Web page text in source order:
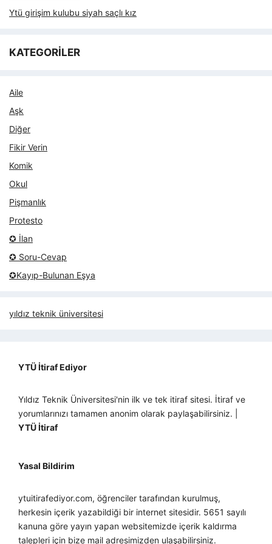
Ytü girişim kulubu siyah saçlı kız
KATEGORİLER
Aile
Aşk
Diğer
Fikir Verin
Komik
Okul
Pişmanlık
Protesto
✪ İlan
✪ Soru-Cevap
✪Kayıp-Bulunan Eşya
yıldız teknik üniversitesi
YTÜ İtiraf Ediyor
Yıldız Teknik Üniversitesi'nin ilk ve tek itiraf sitesi. İtiraf ve
yorumlarınızı tamamen anonim olarak paylaşabilirsiniz. |
YTÜ İtiraf
Yasal Bildirim
ytuitirafediyor.com, öğrenciler tarafından kurulmuş,
herkesin içerik yazabildiği bir internet sitesidir. 5651 sayılı
kanuna göre yayın yapan websitemizde içerik kaldırma
talepleri için bize mail adresimizden ulaşabilirsiniz.